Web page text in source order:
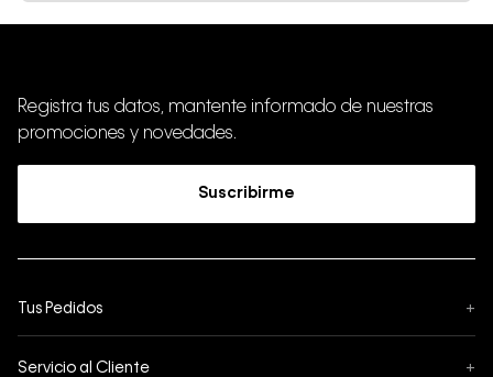
Registra tus datos, mantente informado de nuestras
promociones y novedades.
Suscribirme
Tus Pedidos +
Servicio al Cliente +